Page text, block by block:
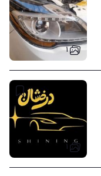
۱
۱